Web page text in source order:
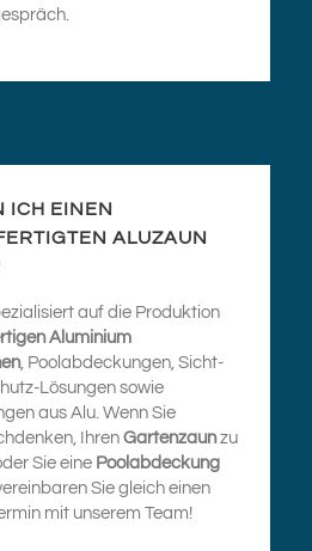
ICH EINEN
ALUZAUN K
auf die Produktion
Aluminium
, Poolabdeckungen, Sicht-
Lösungen sowie
aus Alu. Wenn Sie
Ihren Gartenzaunzu
Sie eine Poolabdeckung
Sie gleich einen
mit unserem Team!